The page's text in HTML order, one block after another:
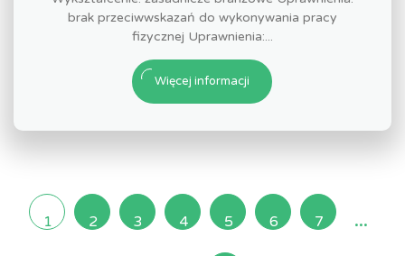
brak przeciwwskazań do wykonywania pracy
fizycznej Uprawnienia:...
Więcej informacji
1 2 3 4 5 6 7 ...